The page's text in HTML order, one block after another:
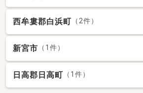
西牟婁郡白浜町 （2件）
新宮市 （1件）
日高郡日高町 （1件）